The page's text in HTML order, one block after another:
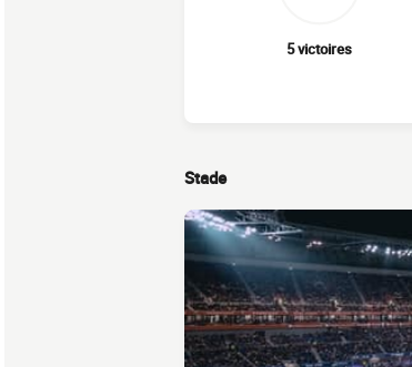
5 victoires
Stade